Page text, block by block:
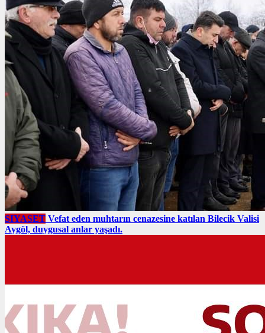
SIYASET Vefat eden muhtarın cenazesine katılan Bilecik Valisi
Aygöl, duygusal anlar yaşadı.